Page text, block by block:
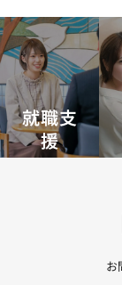
就職支
援
お